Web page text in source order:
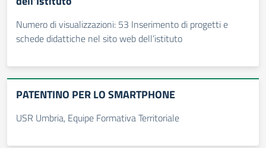
Numero di visualizzazioni: 53 Inserimento di progetti e
schede didattiche nel sito web dell’istituto
PATENTINO PER LO SMARTPHONE
USR Umbria, Equipe Formativa Territoriale